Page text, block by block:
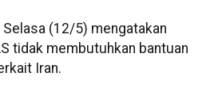
Selasa (12/5) mengatakan
tidak membutuhkan bantuan
Iran.